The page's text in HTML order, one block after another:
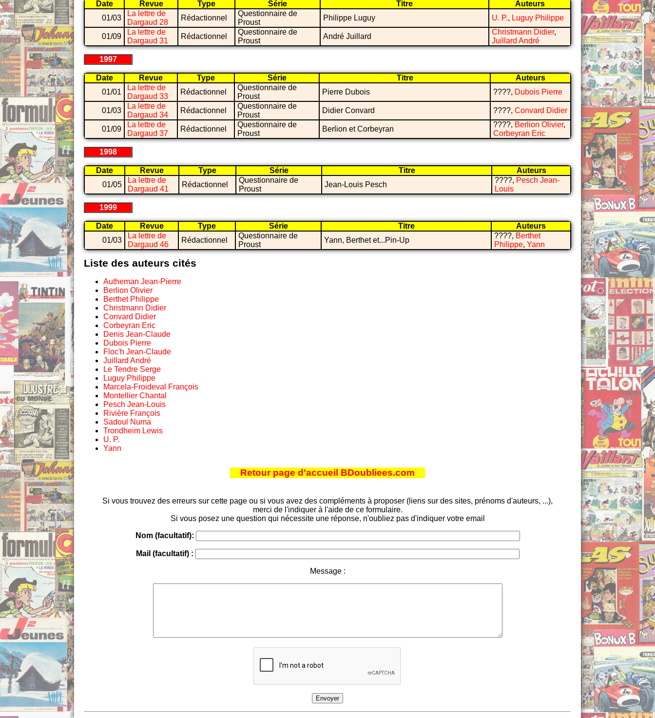
Date Revue Type Série Titre
Auteurs
01/03
La lettre de
Dargaud 28
Rédactionnel
Questionnaire de
Proust
Philippe Luguy U. P., Luguy Philippe
01/09
La lettre de
Dargaud 31
Rédactionnel
Questionnaire de
Proust
André Juillard
Christmann Didier,
Juillard André
1997
Date Revue Type Série Titre
Auteurs
01/01
La lettre de
Dargaud 33
Rédactionnel
Questionnaire de
Proust
Pierre Dubois ????, Dubois Pierre
01/03
La lettre de
Dargaud 34
Rédactionnel
Questionnaire de
Proust
Didier Convard ????, Convard Didier
01/09
La lettre de
Dargaud 37
Rédactionnel
Questionnaire de
Proust
Berlion et Corbeyran
????, Berlion Olivier,
Corbeyran Eric
1998
Date Revue Type Série Titre
Auteurs
01/05
La lettre de
Dargaud 41
Rédactionnel
Questionnaire de
Proust
Jean-Louis Pesch
????, Pesch Jean-
Louis
1999
Date Revue Type Série Titre
Auteurs
01/03
La lettre de
Dargaud 46
Rédactionnel
Questionnaire de
Proust
Yann, Berthet et...Pin-Up
????, Berthet
Philippe, Yann
Liste des auteurs cités
Autheman Jean-Pierre
Berlion Olivier
Berthet Philippe
Christmann Didier
Convard Didier
Corbeyran Eric
Denis Jean-Claude
Dubois Pierre
Floc'h Jean-Claude
Juillard André
Le Tendre Serge
Luguy Philippe
Marcela-Froideval François
Montellier Chantal
Pesch Jean-Louis
Rivière François
Sadoul Numa
Trondheim Lewis
U. P.
Yann
Retour page d'accueil BDoubliees.com
Si vous trouvez des erreurs sur cette page ou si vous avez des compléments à proposer (liens sur des sites, prénoms d'auteurs, ...),
merci de l'indiquer à l'aide de ce formulaire.
Si vous posez une question qui nécessite une réponse, n'oubliez pas d'indiquer votre email
Nom (facultatif):
Mail (facultatif) :
Message :